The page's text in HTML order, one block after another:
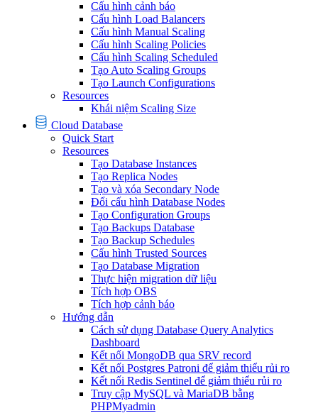
Cấu hình cảnh báo
Cấu hình Load Balancers
Cấu hình Manual Scaling
Cấu hình Scaling Policies
Cấu hình Scaling Scheduled
Tạo Auto Scaling Groups
Tạo Launch Configurations
Resources
Khái niệm Scaling Size
Cloud Database
Quick Start
Resources
Tạo Database Instances
Tạo Replica Nodes
Tạo và xóa Secondary Node
Đổi cấu hình Database Nodes
Tạo Configuration Groups
Tạo Backups Database
Tạo Backup Schedules
Cấu hình Trusted Sources
Tạo Database Migration
Thực hiện migration dữ liệu
Tích hợp OBS
Tích hợp cảnh báo
Hướng dẫn
Cách sử dụng Database Query Analytics
Dashboard
Kết nối MongoDB qua SRV record
Kết nối Postgres Patroni để giảm thiểu rủi ro
Kết nối Redis Sentinel để giảm thiểu rủi ro
Truy cập MySQL và MariaDB bằng
PHPMyadmin